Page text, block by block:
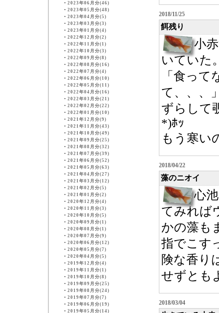
・ 2023年06月分(46)
・ 2023年05月分(48)
・ 2023年04月分(5)
・ 2023年03月分(3)
・ 2023年01月分(4)
・ 2022年12月分(2)
・ 2022年11月分(1)
・ 2022年10月分(3)
・ 2022年09月分(8)
・ 2022年08月分(16)
・ 2022年07月分(4)
・ 2022年06月分(10)
・ 2022年05月分(11)
・ 2022年04月分(16)
・ 2022年03月分(21)
・ 2022年02月分(22)
・ 2022年01月分(10)
・ 2021年12月分(9)
・ 2021年11月分(43)
・ 2021年10月分(49)
・ 2021年09月分(25)
・ 2021年08月分(32)
・ 2021年07月分(39)
・ 2021年06月分(52)
・ 2021年05月分(63)
・ 2021年04月分(27)
・ 2021年03月分(12)
・ 2021年02月分(5)
・ 2021年01月分(2)
・ 2020年12月分(4)
・ 2020年11月分(3)
・ 2020年10月分(5)
・ 2020年09月分(1)
・ 2020年08月分(1)
・ 2020年07月分(9)
・ 2020年06月分(12)
・ 2020年05月分(7)
・ 2020年04月分(5)
・ 2019年12月分(4)
・ 2019年11月分(1)
・ 2019年10月分(8)
・ 2019年09月分(25)
・ 2019年08月分(24)
・ 2019年07月分(7)
・ 2019年06月分(19)
・ 2019年05月分(14)
2018/11/25
餌残り
小
いていた
「食っ
て、、、
ずらして
*)ﾎｯ
もう寒い
2018/04/22
藻のニオイ
心
てみれば
かの藻も
指でこす
険な香り
せずとも
2018/03/04